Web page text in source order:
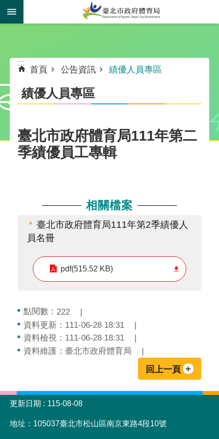
跳到主要內容區塊
:::
首頁 公告資訊 績優人員專區
績優人員專區
臺北市政府體育局111年第二
季績優員工專輯
相關檔案
臺北市政府體育局111年第2季績優人
員名冊
pdf(515.52 KB)
點閱數： 222
資料更新：111-06-28 18:31
資料檢視：111-06-28 18:31
資料維護：臺北市政府體育局
回上一頁
:::
更新日期
115-08-08
地址：105037臺北市松山區南京東路4段10號